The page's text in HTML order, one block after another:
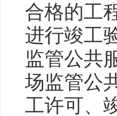
合格的工
进行竣工
监管公共
场监管公
工许可、